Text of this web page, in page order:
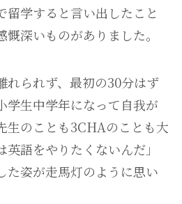
留学すると言い出したこと
深いものがありました。
れられず、最初の30分はず
学生中学年になって自我が
生のことも3CHAのことも大
語をやりたくないんだ」
た姿が走馬灯のように思い